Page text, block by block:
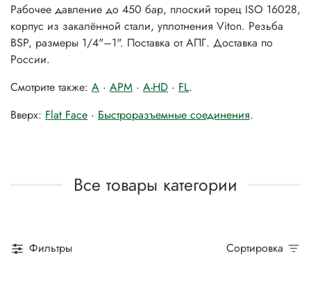
Рабочее давление до 450 бар, плоский торец ISO 16028,
корпус из закалённой стали, уплотнения Viton. Резьба
BSP, размеры 1/4"–1". Поставка от АПГ. Доставка по
России.
Смотрите также: A · APM · A-HD · FL.
Вверх: Flat Face · Быстроразъемные соединения.
Все товары категории
Фильтры Сортировка